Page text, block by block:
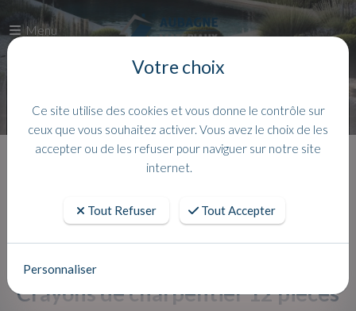
Menu
Accueil Actualites
Crayons de charpentier 12 pièces
Votre choix
Ce site utilise des cookies et vous donne le contrôle sur
ceux que vous souhaitez activer. Vous avez le choix de les
accepter ou de les refuser pour naviguer sur notre site
internet.
Tout Refuser Tout Accepter
Personnaliser